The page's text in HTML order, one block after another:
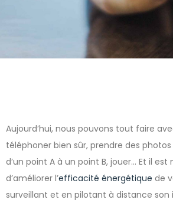
Aujourd’hui, nous pouvons tout faire
téléphoner bien sûr, prendre des
d’un point A à un point B, jouer… Et il
d’améliorer l’efficacité énergétique de
surveillant et en pilotant à distance son